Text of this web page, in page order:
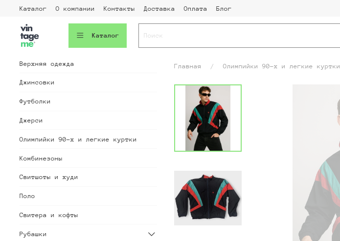
Каталог О компании Контакты Доставка Оплата Блог
Каталог
Главная Олимпийки 90-х и легкие куртки
Верхняя одежда
Джинсовки
Футболки
Джерси
Олимпийки 90-х и легкие куртки
Комбинезоны
Свитшоты и худи
Поло
Свитера и кофты
Рубашки